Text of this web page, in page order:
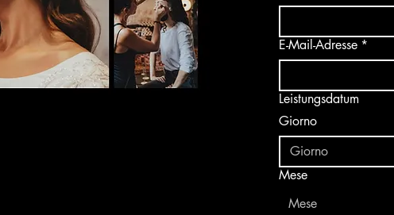
E-Mail-Adresse *
Leistungsdatum
Giorno
Mese
Mese